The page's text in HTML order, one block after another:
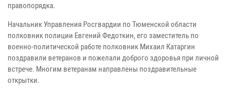
правопорядка.
Начальник Управления Росгвардии по Тюменской области
полковник полиции Евгений Федоткин, его заместитель по
военно-политической работе полковник Михаил Катаргин
поздравили ветеранов и пожелали доброго здоровья при личной
встрече. Многим ветеранам направлены поздравительные
открытки.